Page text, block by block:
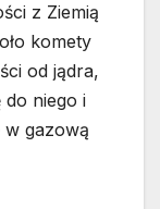
z Ziemią
komety
od jądra,
do niego i
gazową